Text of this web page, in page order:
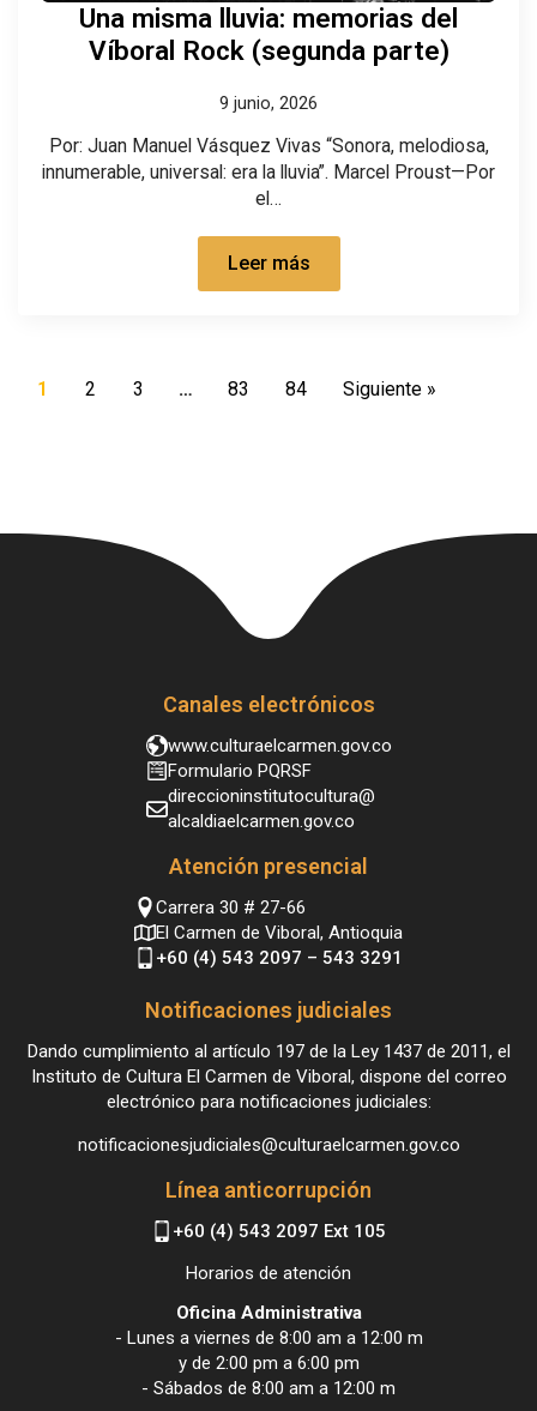
Una misma lluvia: memorias del
Víboral Rock (segunda parte)
9 junio, 2026
Por: Juan Manuel Vásquez Vivas “Sonora, melodiosa,
innumerable, universal: era la lluvia”. Marcel Proust—Por
el…
Leer más
1 2 3 … 83 84 Siguiente »
Canales electrónicos
www.culturaelcarmen.gov.co
Formulario PQRSF
direccioninstitutocultura@
alcaldiaelcarmen.gov.co
Atención presencial
Carrera 30 # 27-66
El Carmen de Viboral, Antioquia
+60 (4) 543 2097 – 543 3291
Notificaciones judiciales
Dando cumplimiento al artículo 197 de la Ley 1437 de 2011, el
Instituto de Cultura El Carmen de Viboral, dispone del correo
electrónico para notificaciones judiciales:
notificacionesjudiciales@culturaelcarmen.gov.co
Línea anticorrupción
+60 (4) 543 2097 Ext 105
Horarios de atención
Oficina Administrativa
- Lunes a viernes de 8:00 am a 12:00 m
y de 2:00 pm a 6:00 pm
- Sábados de 8:00 am a 12:00 m